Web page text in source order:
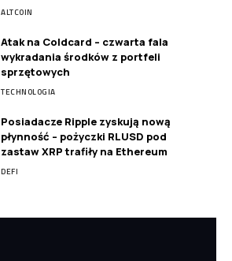
ALTCOIN
Atak na Coldcard – czwarta fala
wykradania środków z portfeli
sprzętowych
TECHNOLOGIA
Posiadacze Ripple zyskują nową
płynność – pożyczki RLUSD pod
zastaw XRP trafiły na Ethereum
DEFI